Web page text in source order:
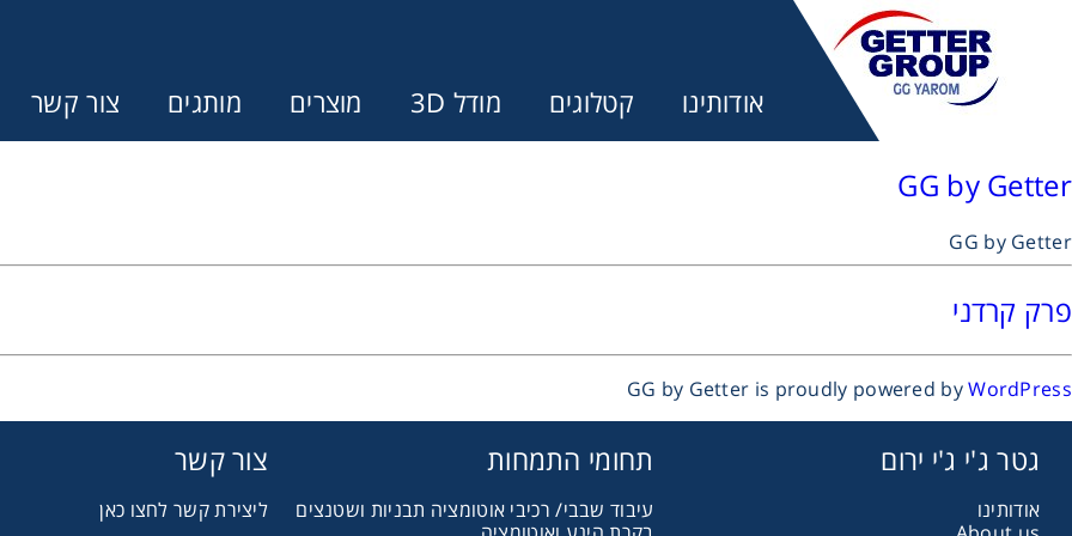
אודותינו קטלוגים מודל 3D מוצרים מותגים צור קשר
GG by Getter
GG by Getter
פרק קרדני
GG by Getter is proudly powered byWordPress
גטר ג'י ג'י ירום
אודותינו
תחומי התמחות
עיבוד שבבי/ רכיבי אוטומציה תבניות ושטנצים
צור קשר
ליצירת קשר לחצו כאן
מקשרים, מצמדים ובלמים
מיסבים ובתי מיסב